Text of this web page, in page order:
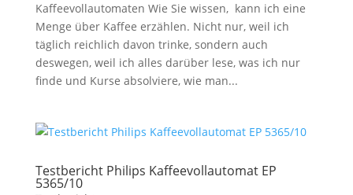
Kaffeevollautomaten Wie Sie wissen, kann ich eine
Menge über Kaffee erzählen. Nicht nur, weil ich
täglich reichlich davon trinke, sondern auch
deswegen, weil ich alles darüber lese, was ich nur
finde und Kurse absolviere, wie man...
Testbericht Philips Kaffeevollautomat EP
5365/10